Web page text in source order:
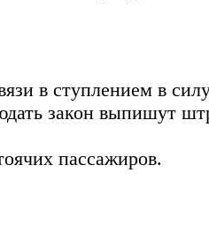
в ступлением в
закон выпишут
пассажиров.